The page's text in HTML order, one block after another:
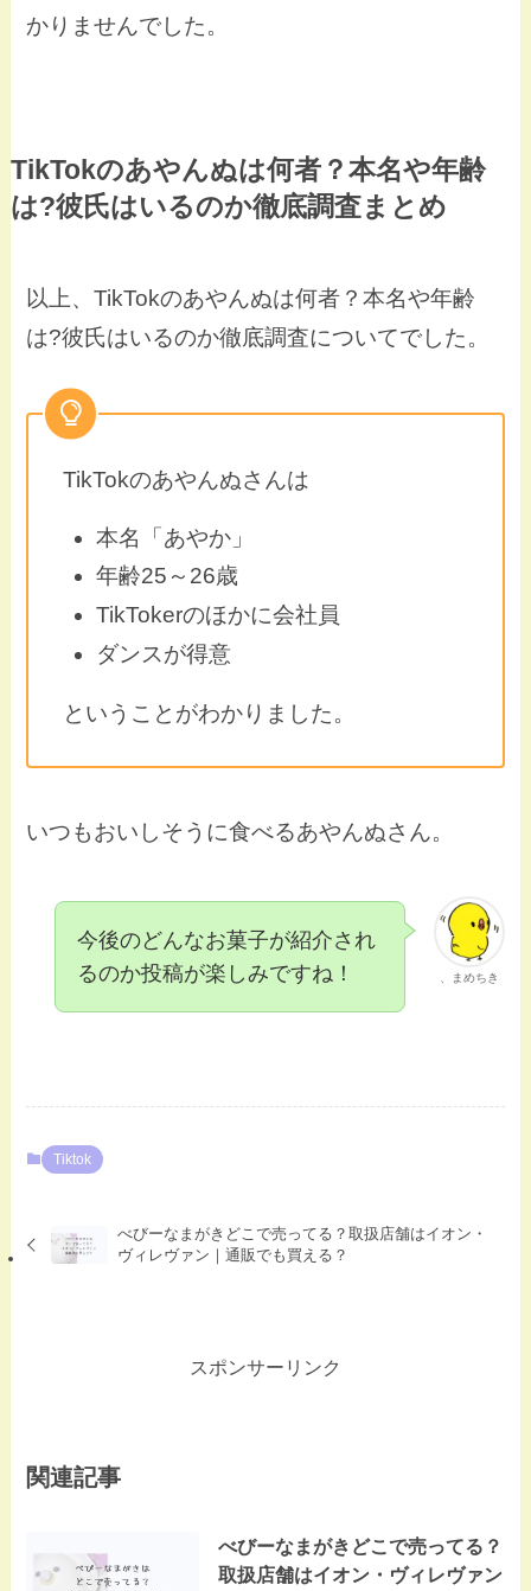
かりませんでした。
TikTokのあやんぬは何者？本名や年齢
は?彼氏はいるのか徹底調査まとめ
以上、TikTokのあやんぬは何者？本名や年齢
は?彼氏はいるのか徹底調査についてでした。
TikTokのあやんぬさんは
本名「あやか」
年齢25～26歳
TikTokerのほかに会社員
ダンスが得意
ということがわかりました。
いつもおいしそうに食べるあやんぬさん。
、まめちき
今後のどんなお菓子が紹介され
るのか投稿が楽しみですね！
Tiktok
べびーなまがきどこで売ってる？取扱店舗はイオン・
ヴィレヴァン｜通販でも買える？
スポンサーリンク
関連記事
べびーなまがきどこで売ってる？
取扱店舗はイオン・ヴィレヴァン